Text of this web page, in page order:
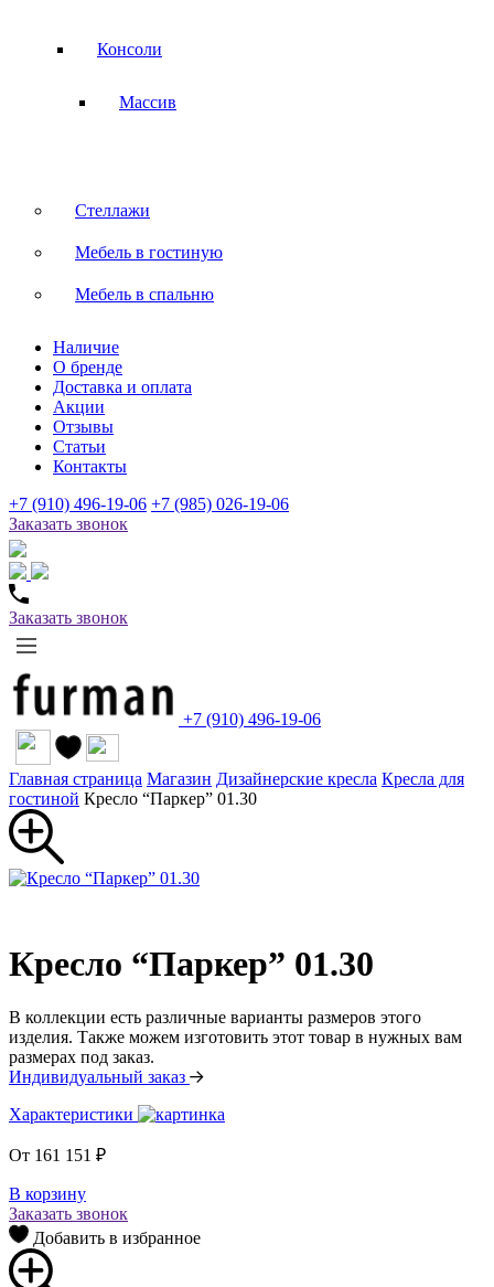
Консоли
Массив
Стеллажи
Мебель в гостиную
Мебель в спальню
Наличие
О бренде
Доставка и оплата
Акции
Отзывы
Статьи
Контакты
+7 (910) 496-19-06 +7 (985) 026-19-06
Заказать звонок
Заказать звонок
+7 (910) 496-19-06
Главная страница Магазин Дизайнерские кресла Кресла для
гостиной Кресло “Паркер” 01.30
Кресло “Паркер” 01.30
В коллекции есть различные варианты размеров этого
изделия. Также можем изготовить этот товар в нужных вам
размерах под заказ.
Индивидуальный заказ
Характеристики
От 161 151 ₽
В корзину
Заказать звонок
Добавить в избранное